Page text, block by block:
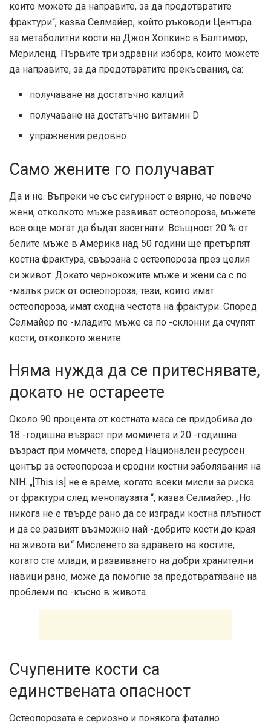
които можете да направите, за да предотвратите
фрактури“, казва Селмайер, който ръководи Центъра
за метаболитни кости на Джон Хопкинс в Балтимор,
Мериленд. Първите три здравни избора, които можете
да направите, за да предотвратите прекъсвания, са:
получаване на достатъчно калций
получаване на достатъчно витамин D
упражнения редовно
Само жените го получават
Да и не. Въпреки че със сигурност е вярно, че повече
жени, отколкото мъже развиват остеопороза, мъжете
все още могат да бъдат засегнати. Всъщност 20 % от
белите мъже в Америка над 50 години ще претърпят
костна фрактура, свързана с остеопороза през целия
си живот. Докато чернокожите мъже и жени са с по
-малък риск от остеопороза, тези, които имат
остеопороза, имат сходна честота на фрактури. Според
Селмайер по -младите мъже са по -склонни да счупят
кости, отколкото жените.
Няма нужда да се притеснявате,
докато не остареете
Около 90 процента от костната маса се придобива до
18 -годишна възраст при момичета и 20 -годишна
възраст при момчета, според Национален ресурсен
център за остеопороза и сродни костни заболявания на
NIH. „[This is] не е време, когато всеки мисли за риска
от фрактури след менопаузата “, казва Селмайер. „Но
никога не е твърде рано да се изгради костна плътност
и да се развият възможно най -добрите кости до края
на живота ви.“ Мисленето за здравето на костите,
когато сте млади, и развиването на добри хранителни
навици рано, може да помогне за предотвратяване на
проблеми по -късно в живота.
Счупените кости са
единствената опасност
Остеопорозата е сериозно и понякога фатално